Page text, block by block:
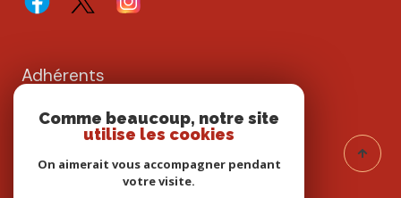
Adhérents
Comme beaucoup, notre site
utilise les cookies
On aimerait vous accompagner pendant
votre visite.